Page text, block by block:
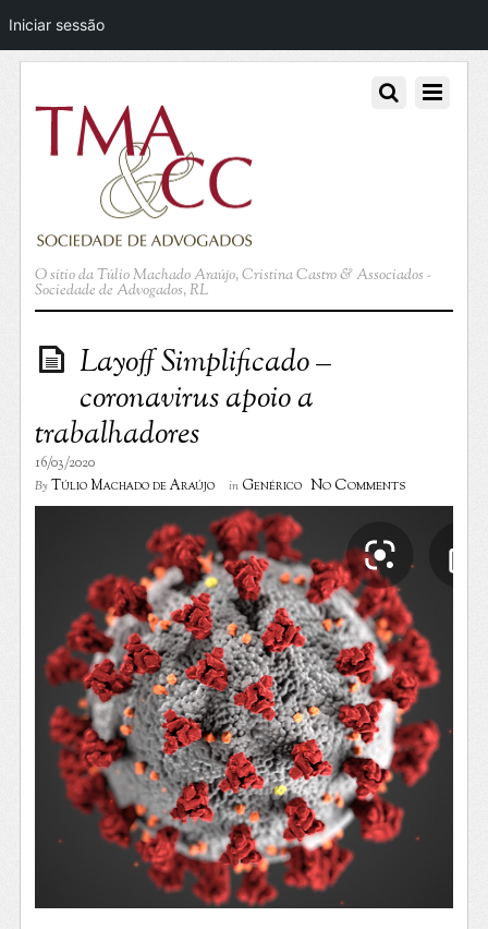
O sítio da Túlio Machado Araújo, Cristina Castro & Associados -
Sociedade de Advogados, RL
Layoff Simplificado –
coronavirus apoio a
trabalhadores
16/03/2020
By Túlio Machado de Araújo in Genérico No Comments
Iniciar sessão